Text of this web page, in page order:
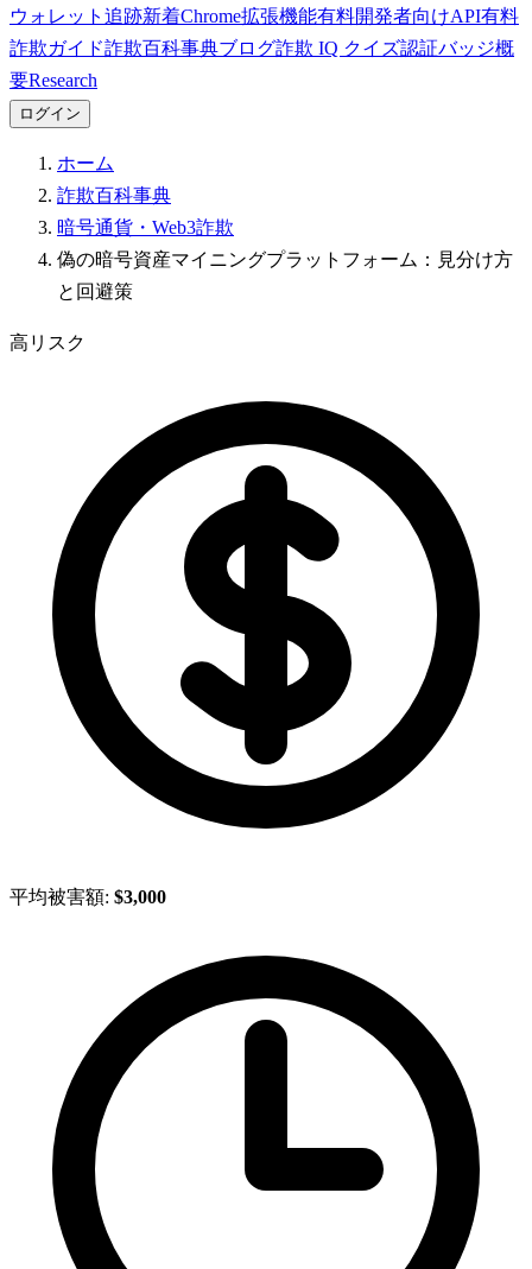
ウォレット追跡新着Chrome拡張機能有料開発者向けAPI有料
詐欺ガイド詐欺百科事典ブログ詐欺 IQ クイズ認証バッジ概
要Research
ログイン
ホーム
詐欺百科事典
暗号通貨・Web3詐欺
偽の暗号資産マイニングプラットフォーム：見分け方
と回避策
高リスク
平均被害額: $3,000